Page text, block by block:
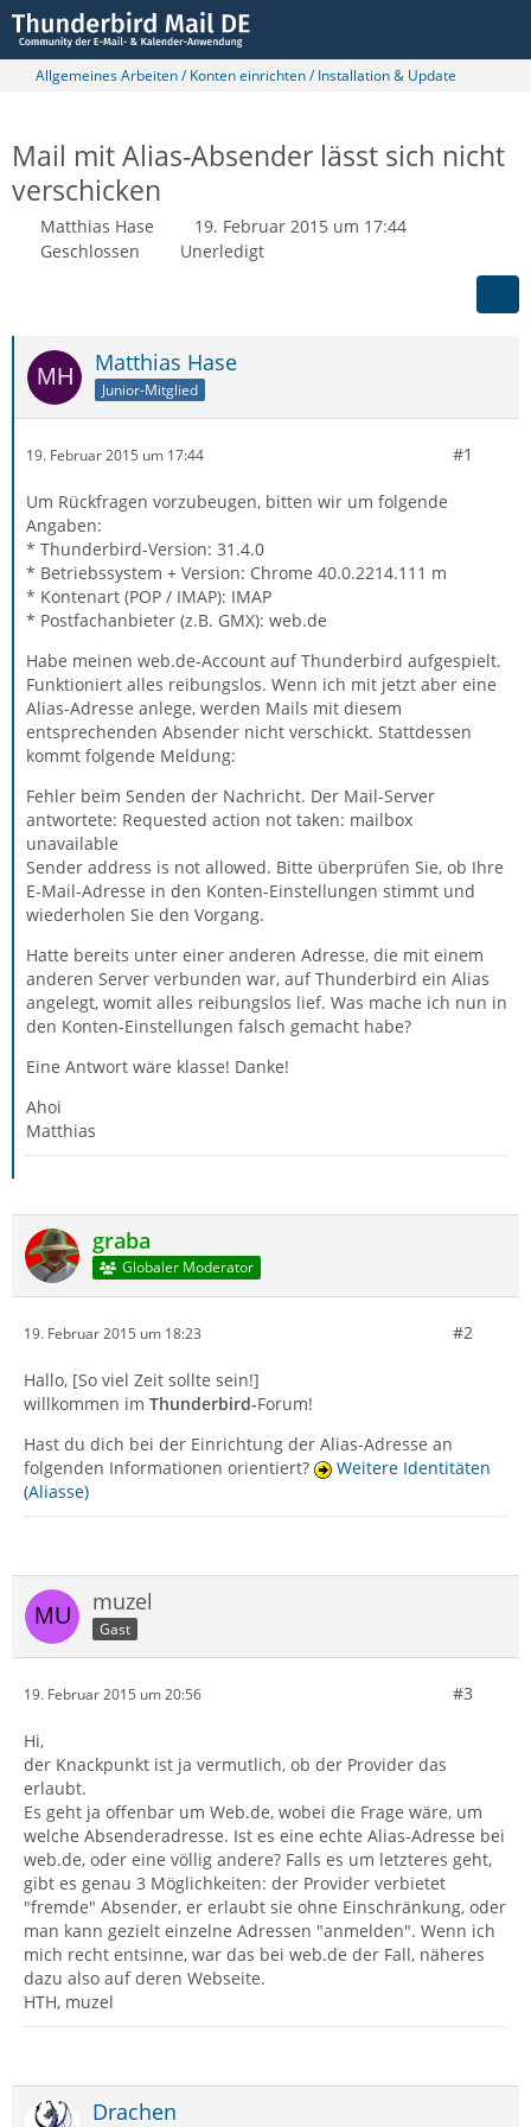
Allgemeines Arbeiten / Konten einrichten / Installation & Update
Mail mit Alias-Absender lässt sich nicht
verschicken
Matthias Hase
19. Februar 2015 um 17:44
Geschlossen
Unerledigt
Matthias Hase
Junior-Mitglied
19. Februar 2015 um 17:44 #1
Um Rückfragen vorzubeugen, bitten wir um folgende
Angaben:
* Thunderbird-Version: 31.4.0
* Betriebssystem + Version: Chrome 40.0.2214.111 m
* Kontenart (POP / IMAP): IMAP
* Postfachanbieter (z.B. GMX): web.de
Habe meinen web.de-Account auf Thunderbird aufgespielt.
Funktioniert alles reibungslos. Wenn ich mit jetzt aber eine
Alias-Adresse anlege, werden Mails mit diesem
entsprechenden Absender nicht verschickt. Stattdessen
kommt folgende Meldung:
Fehler beim Senden der Nachricht. Der Mail-Server
antwortete: Requested action not taken: mailbox
unavailable
Sender address is not allowed. Bitte überprüfen Sie, ob Ihre
E-Mail-Adresse in den Konten-Einstellungen stimmt und
wiederholen Sie den Vorgang.
Hatte bereits unter einer anderen Adresse, die mit einem
anderen Server verbunden war, auf Thunderbird ein Alias
angelegt, womit alles reibungslos lief. Was mache ich nun in
den Konten-Einstellungen falsch gemacht habe?
Eine Antwort wäre klasse! Danke!
Ahoi
Matthias
graba
Globaler Moderator
19. Februar 2015 um 18:23 #2
Hallo, [So viel Zeit sollte sein!]
willkommen im Thunderbird-Forum!
Hast du dich bei der Einrichtung der Alias-Adresse an
folgenden Informationen orientiert?
Weitere Identitäten
(Aliasse)
muzel
Gast
19. Februar 2015 um 20:56 #3
Hi,
der Knackpunkt ist ja vermutlich, ob der Provider das
erlaubt.
Es geht ja offenbar um Web.de, wobei die Frage wäre, um
welche Absenderadresse. Ist es eine echte Alias-Adresse bei
web.de, oder eine völlig andere? Falls es um letzteres geht,
gibt es genau 3 Möglichkeiten: der Provider verbietet
"fremde" Absender, er erlaubt sie ohne Einschränkung, oder
man kann gezielt einzelne Adressen "anmelden". Wenn ich
mich recht entsinne, war das bei web.de der Fall, näheres
dazu also auf deren Webseite.
HTH, muzel
Drachen